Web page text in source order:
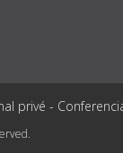
privé -